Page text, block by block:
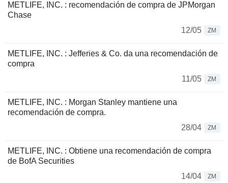
METLIFE, INC. : recomendación de compra de JPMorgan
Chase
12/05
ZM
METLIFE, INC. : Jefferies & Co. da una recomendación de
compra
11/05
ZM
METLIFE, INC. : Morgan Stanley mantiene una
recomendación de compra.
28/04
ZM
METLIFE, INC. : Obtiene una recomendación de compra
de BofA Securities
14/04
ZM